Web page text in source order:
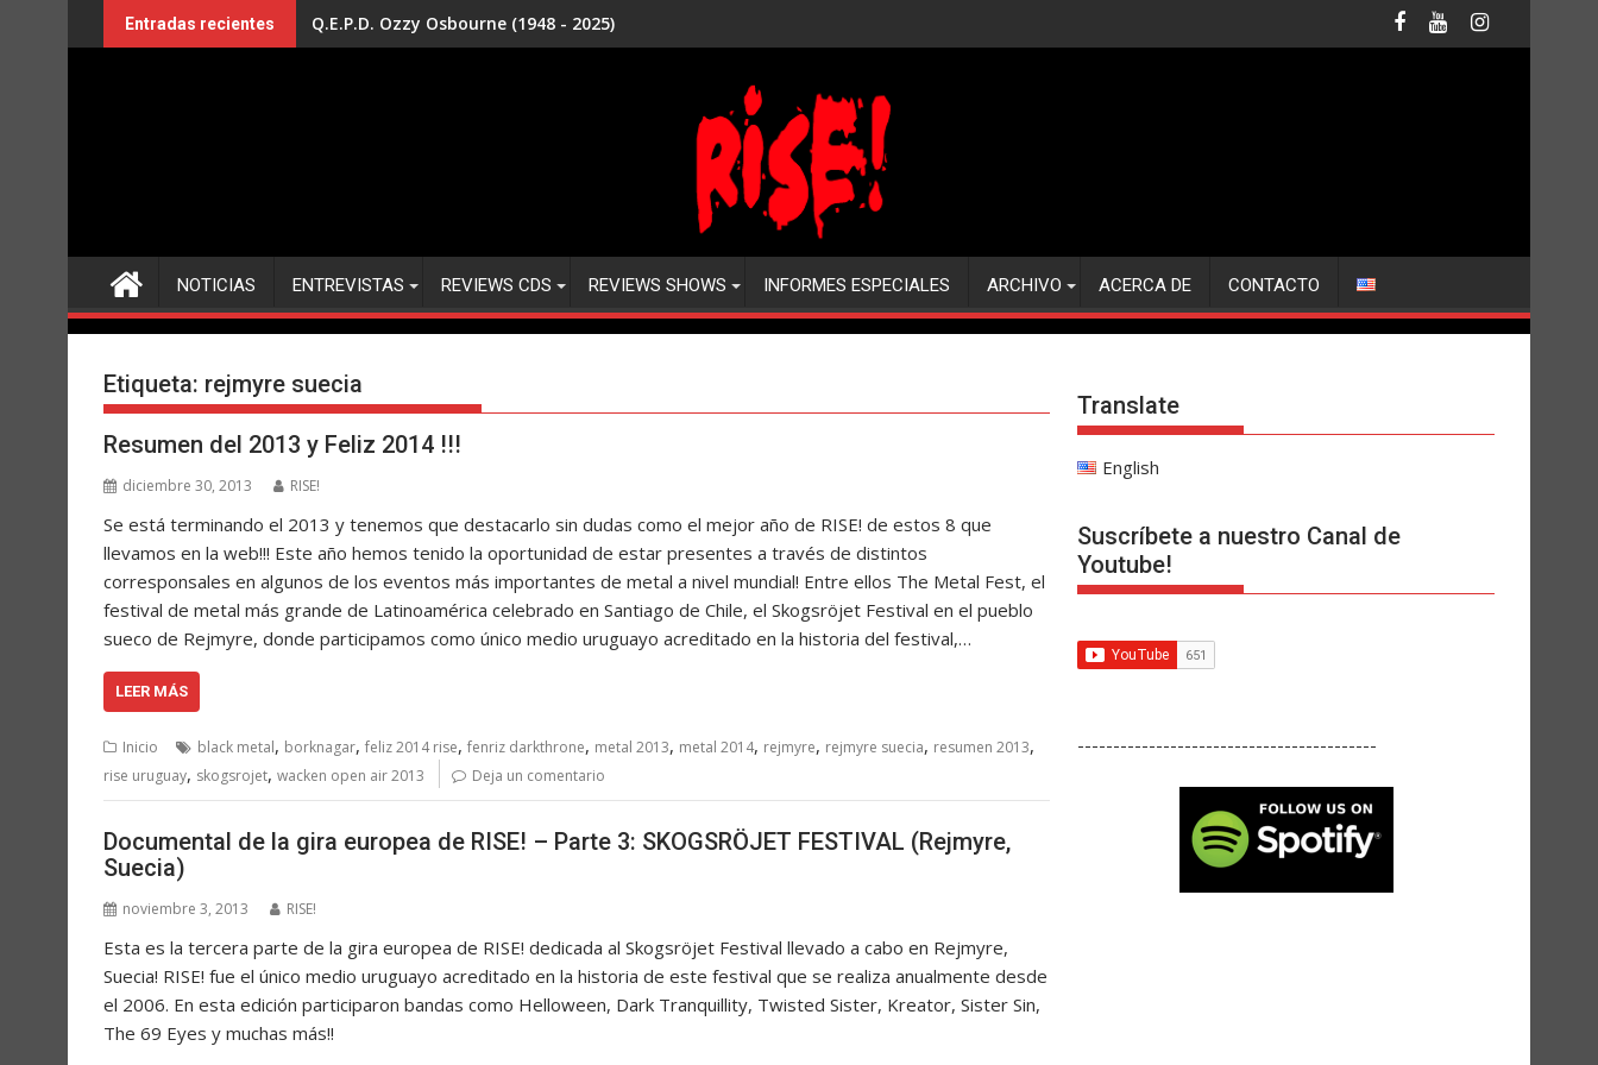
al
Entradas recientes Q.E.P.D. Ozzy Osbourne (1948 - 2025)
NOTICIAS ENTREVISTAS REVIEWS CDS REVIEWS SHOWS INFORMES ESPECIALES ARCHIVO ACERCA DE CONTACTO
Etiqueta: rejmyre suecia
Resumen del 2013 y Feliz 2014 !!!
diciembre 30, 2013 RISE!
Se está terminando el 2013 y tenemos que destacarlo sin dudas como el mejor año de RISE! de estos 8 que
llevamos en la web!!! Este año hemos tenido la oportunidad de estar presentes a través de distintos
corresponsales en algunos de los eventos más importantes de metal a nivel mundial! Entre ellos The Metal Fest, el
festival de metal más grande de Latinoamérica celebrado en Santiago de Chile, el Skogsröjet Festival en el pueblo
sueco de Rejmyre, donde participamos como único medio uruguayo acreditado en la historia del festival,…
LEER MÁS
Inicio black metal, borknagar, feliz 2014 rise, fenriz darkthrone, metal 2013, metal 2014, rejmyre, rejmyre suecia, resumen 2013,
rise uruguay, skogsrojet, wacken open air 2013 Deja un comentario
Documental de la gira europea de RISE! – Parte 3: SKOGSRÖJET FESTIVAL (Rejmyre,
Suecia)
noviembre 3, 2013 RISE!
Esta es la tercera parte de la gira europea de RISE! dedicada al Skogsröjet Festival llevado a cabo en Rejmyre,
Suecia! RISE! fue el único medio uruguayo acreditado en la historia de este festival que se realiza anualmente desde
el 2006. En esta edición participaron bandas como Helloween, Dark Tranquillity, Twisted Sister, Kreator, Sister Sin,
The 69 Eyes y muchas más!!
Translate
English
Suscríbete a nuestro Canal de
Youtube!
------------------------------------------